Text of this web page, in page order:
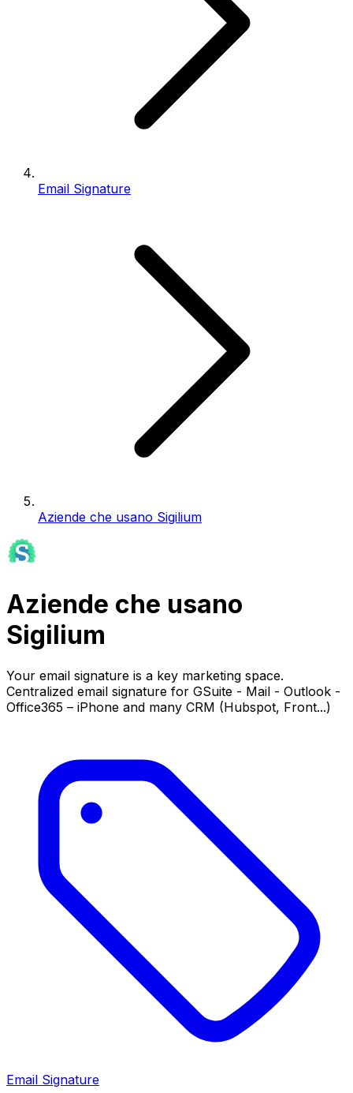
Email Signature
Aziende che usano Sigilium
Aziende che usano
Sigilium
Your email signature is a key marketing space.
Centralized email signature for GSuite - Mail - Outlook -
Office365 – iPhone and many CRM (Hubspot, Front...)
Email Signature